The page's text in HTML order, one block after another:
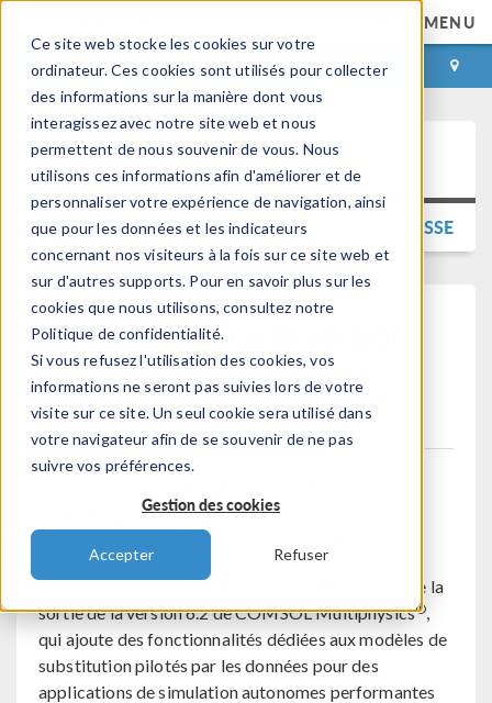
Ce site web stocke les cookies sur votre
ordinateur. Ces cookies sont utilisés pour collecter
des informations sur la manière dont vous
interagissez avec notre site web et nous
permettent de nous souvenir de vous. Nous
utilisons ces informations afin d'améliorer et de
personnaliser votre expérience de navigation, ainsi
que pour les données et les indicateurs
concernant nos visiteurs à la fois sur ce site web et
sur d'autres supports. Pour en savoir plus sur les
cookies que nous utilisons, consultez notre
Politique de confidentialité.
Si vous refusez l'utilisation des cookies, vos
informations ne seront pas suivies lors de votre
visite sur ce site. Un seul cookie sera utilisé dans
votre navigateur afin de se souvenir de ne pas
suivre vos préférences.
Gestion des cookies
Accepter Refuser
MENU
CONNEXION CONTACT
Press Release
RETOUR AUX COMMUNIQUÉS DE PRESSE
COMSOL lance la version
6.2 de
COMSOL Multiphysics
multiphysique accélère les calculs et introduit des
fonctionnalités dédiées aux modèles de substitution.
Grenoble (7 novembre 2023) — COMSOL annonce la
sortie de la version 6.2 de COMSOL Multiphysics®,
qui ajoute des fonctionnalités dédiées aux modèles de
substitution pilotés par les données pour des
applications de simulation autonomes performantes